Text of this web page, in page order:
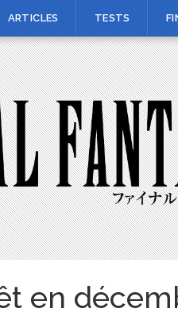
ARTICLES TESTS
en